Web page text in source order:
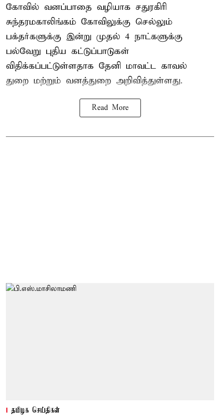
கோவில் வனப்பாதை வழியாக சதுரகிரி
சுந்தரமகாலிங்கம் கோவிலுக்கு செல்லும்
பக்தர்களுக்கு இன்று முதல் 4 நாட்களுக்கு
பல்வேறு புதிய கட்டுப்பாடுகள்
விதிக்கப்பட்டுள்ளதாக தேனி மாவட்ட காவல்
துறை மற்றும் வனத்துறை அறிவித்துள்ளது.
Read More
தமிழக செய்திகள்